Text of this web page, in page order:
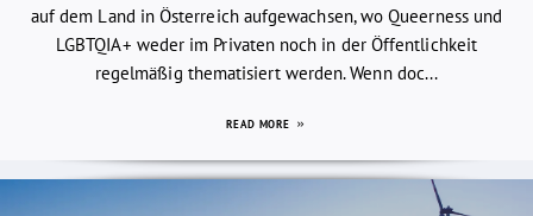
auf dem Land in Österreich aufgewachsen, wo Queerness und
LGBTQIA+ weder im Privaten noch in der Öffentlichkeit
regelmäßig thematisiert werden. Wenn doc...
READ MORE